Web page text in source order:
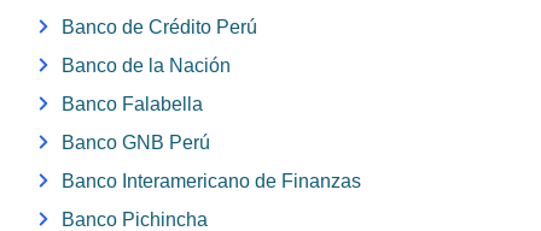
Banco de Crédito Perú
Banco de la Nación
Banco Falabella
Banco GNB Perú
Banco Interamericano de Finanzas
Banco Pichincha